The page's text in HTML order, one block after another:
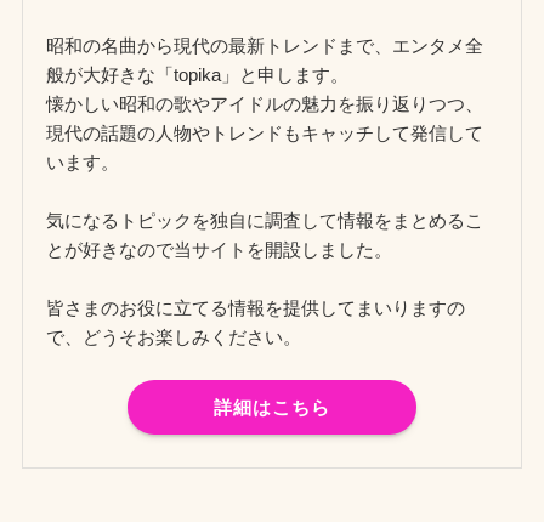
昭和の名曲から現代の最新トレンドまで、エンタメ全
般が大好きな「topika」と申します。
懐かしい昭和の歌やアイドルの魅力を振り返りつつ、
現代の話題の人物やトレンドもキャッチして発信して
います。
気になるトピックを独自に調査して情報をまとめるこ
とが好きなので当サイトを開設しました。
皆さまのお役に立てる情報を提供してまいりますの
で、どうそお楽しみください。
詳細はこちら